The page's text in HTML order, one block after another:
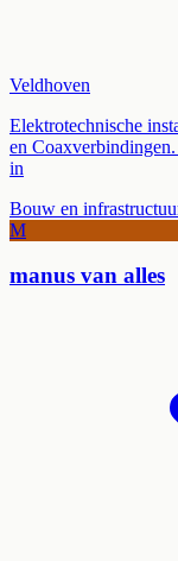
Veldhoven
Elektrotechnische
en
in
Bouw en
M
manus van alles